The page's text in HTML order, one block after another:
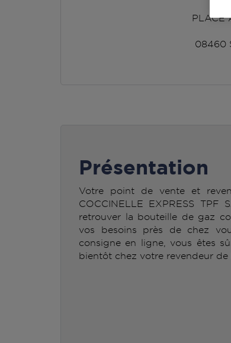
PLACE
08460
Présentation
Votre point de vente et
COCCINELLE EXPRESS
retrouver la bouteille de gaz
vos besoins près de chez
consigne en ligne, vous êtes
bientôt chez votre revendeur de